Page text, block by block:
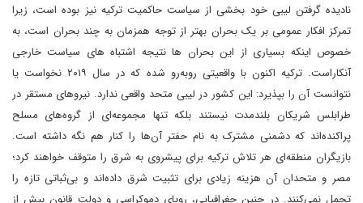
نادیده گرفتن لیبی خود بخشی از سیاست حاکمیت ترکیه نیز بوده است، زیرا
تمرکز افکار عمومی بر یک بحران بهتر از توجه همزمان به چند بحران است، به
خصوص اینکه بسیاری از این بحران ها نتیجه اشتباه های سیاست خارجی
آنکاراست. ترکیه اکنون با واقعیتی روبه‌رو شده که در سال ۲۰۱۹ نخواست یا
نتوانست آن را بپذیرد: این کشور در لیبی متحد واقعی ندارد. نیروهای مستقر در
طرابلس شریکان بلندمدت نیستند بلکه تنها مجموعه‌ای از گروه‌های مسلح
پراکنده‌اند که دشمنی مشترک به نام حفتر آن‌ها را کنار هم نگه داشته است.
بازیگران منطقه‌ای هر تلاش ترکیه برای پیشروی به شرق را متوقف خواهند کرد؛
مصر و متحدان آن هزینه زیادی برای تثبیت شرق داده‌اند و بی‌ثباتی تازه را
تحمل نمی‌کنند. در چنین جغرافیایی، رویای دموکراسی و دولت قانون بیش از